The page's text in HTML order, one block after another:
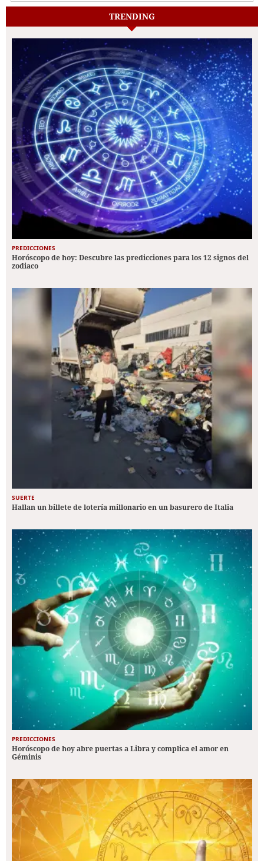
TRENDING
PREDICCIONES
Horóscopo de hoy: Descubre las predicciones para los 12 signos del
zodiaco
SUERTE
Hallan un billete de lotería millonario en un basurero de Italia
PREDICCIONES
Horóscopo de hoy abre puertas a Libra y complica el amor en
Géminis